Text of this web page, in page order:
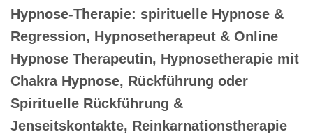
Hypnose-Therapie: spirituelle Hypnose &
Regression, Hypnosetherapeut & Online
Hypnose Therapeutin, Hypnosetherapie mit
Chakra Hypnose, Rückführung oder
Spirituelle Rückführung &
Jenseitskontakte, Reinkarnationstherapie